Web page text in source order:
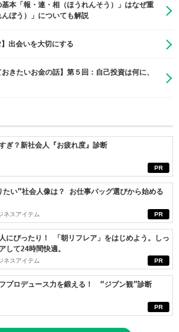
基本「報・連・相（ほうれんそう）」はなぜ重
ぼう）」についても解説
出会いを大切にする
きたいお金の話】第５回：自己投資は何に、
PR
ぎ？新社会人『お疲れ度』診断
PR
たい”社会人像は？ お仕事バッグ選びから始める
ネスアイテム
PR
にぴったり！ 「朝リフレア」をはじめよう。しっ
して24時間快適。
ネスアイテム
PR
フプロデュース力を鍛える！ “ジブン観”診断